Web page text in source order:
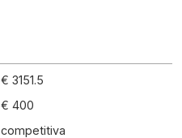
€ 3151.5
€ 400
competitiva